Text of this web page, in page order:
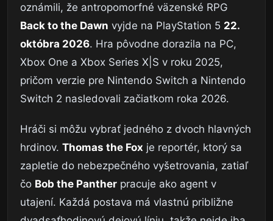
oznámili, že antropomorfné väzenské RPG
Back to the Dawn vyjde na PlayStation 5 22.
októbra 2026. Hra pôvodne dorazila na PC,
Xbox One a Xbox Series X|S v roku 2025,
pričom verzie pre Nintendo Switch a Nintendo
Switch 2 nasledovali začiatkom roka 2026.
Hráči si môžu vybrať jedného z dvoch hlavných
hrdinov. Thomas the Fox je reportér, ktorý sa
zapletie do nebezpečného vyšetrovania, zatiaľ
čo Bob the Panther pracuje ako agent v
utajení. Každá postava má vlastnú približne